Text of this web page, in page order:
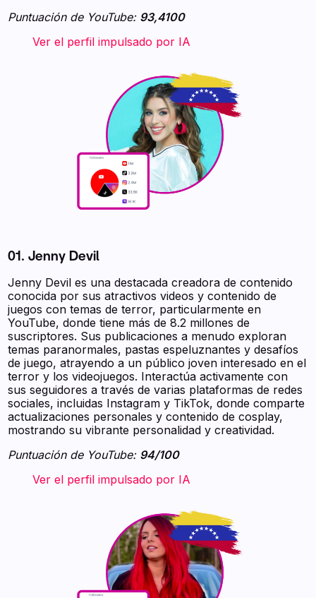
Puntuación de YouTube: 93,4100
‍ ‍ ‍ ‍ ‍ ‍ ‍ Ver el perfil impulsado por IA ‍ ‍ ‍
01. Jenny Devil
Jenny Devil es una destacada creadora de contenido
conocida por sus atractivos videos y contenido de
juegos con temas de terror, particularmente en
YouTube, donde tiene más de 8.2 millones de
suscriptores. Sus publicaciones a menudo exploran
temas paranormales, pastas espeluznantes y desafíos
de juego, atrayendo a un público joven interesado en el
terror y los videojuegos. Interactúa activamente con
sus seguidores a través de varias plataformas de redes
sociales, incluidas Instagram y TikTok, donde comparte
actualizaciones personales y contenido de cosplay,
mostrando su vibrante personalidad y creatividad.
Puntuación de YouTube: 94/100
‍ ‍ ‍ ‍ ‍ ‍ ‍ Ver el perfil impulsado por IA ‍ ‍ ‍